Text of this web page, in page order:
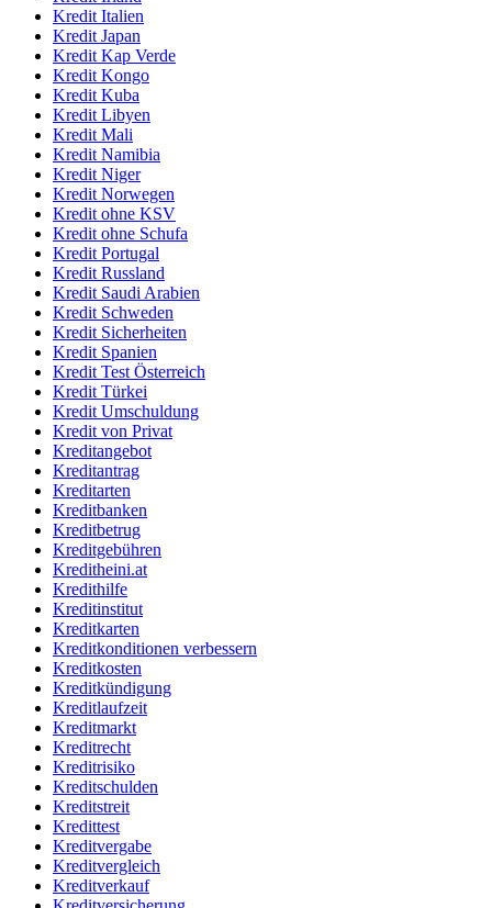
Kredit Italien
Kredit Japan
Kredit Kap Verde
Kredit Kongo
Kredit Kuba
Kredit Libyen
Kredit Mali
Kredit Namibia
Kredit Niger
Kredit Norwegen
Kredit ohne KSV
Kredit ohne Schufa
Kredit Portugal
Kredit Russland
Kredit Saudi Arabien
Kredit Schweden
Kredit Sicherheiten
Kredit Spanien
Kredit Test Österreich
Kredit Türkei
Kredit Umschuldung
Kredit von Privat
Kreditangebot
Kreditantrag
Kreditarten
Kreditbanken
Kreditbetrug
Kreditgebühren
Kreditheini.at
Kredithilfe
Kreditinstitut
Kreditkarten
Kreditkonditionen verbessern
Kreditkosten
Kreditkündigung
Kreditlaufzeit
Kreditmarkt
Kreditrecht
Kreditrisiko
Kreditschulden
Kreditstreit
Kredittest
Kreditvergabe
Kreditvergleich
Kreditverkauf